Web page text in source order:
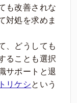
も改善されな
対処を求めま
、どうしても
ることも選択
サポートと退
トリケシという